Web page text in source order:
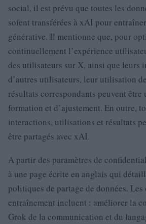
social, il est prévu que toutes les
soient transférées à xAI pour
générative. Il mentionne que, pour
continuellement l’expérience
des utilisateurs sur X, ainsi que leurs
d’autres utilisateurs, leur utilisation
résultats correspondants peuvent être
formation et d’ajustement. En outre,
interactions, utilisations et résultats
être partagés avec xAI.
A partir des paramètres de
à une page écrite en anglais qui
politiques de partage de données.
entraînement incluent : améliorer la
Grok de la communication et du